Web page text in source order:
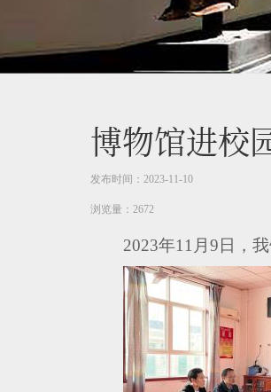
博物馆进校
发布时间：2023-11-10
浏览量：2672
2023年11 月9日，